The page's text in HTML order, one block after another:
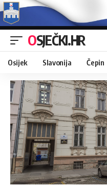
OSJEČKI.HR
Osijek Slavonija Čepin